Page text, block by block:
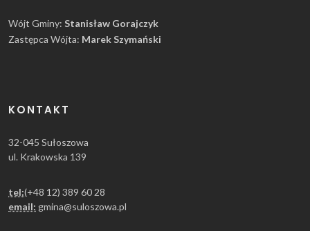
Wójt Gminy: Stanisław Gorajczyk
Zastępca Wójta: Marek Szymański
KONTAKT
32-045 Sułoszowa
ul. Krakowska 139
tel:(+48 12) 389 60 28
email: gmina@suloszowa.pl